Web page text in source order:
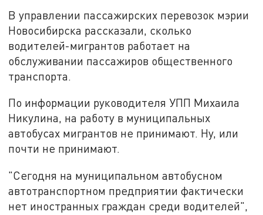
В управлении пассажирских перевозок мэрии
Новосибирска рассказали, сколько
водителей-мигрантов работает на
обслуживании пассажиров общественного
транспорта.
По информации руководителя УПП Михаила
Никулина, на работу в муниципальных
автобусах мигрантов не принимают. Ну, или
почти не принимают.
"Сегодня на муниципальном автобусном
автотранспортном предприятии фактически
нет иностранных граждан среди водителей",